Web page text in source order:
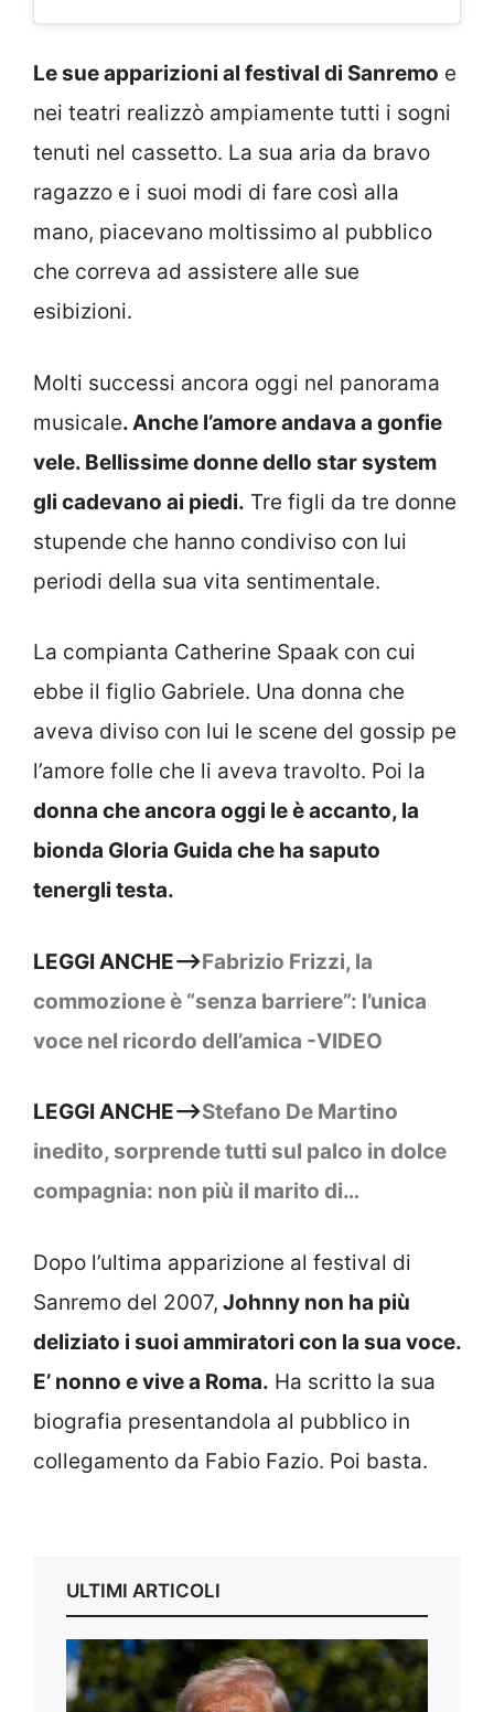
Le sue apparizioni al festival di Sanremo e
nei teatri realizzò ampiamente tutti i sogni
tenuti nel cassetto. La sua aria da bravo
ragazzo e i suoi modi di fare così alla
mano, piacevano moltissimo al pubblico
che correva ad assistere alle sue
esibizioni.
Molti successi ancora oggi nel panorama
musicale. Anche l’amore andava a gonfie
vele. Bellissime donne dello star system
gli cadevano ai piedi. Tre figli da tre donne
stupende che hanno condiviso con lui
periodi della sua vita sentimentale.
La compianta Catherine Spaak con cui
ebbe il figlio Gabriele. Una donna che
aveva diviso con lui le scene del gossip pe
l’amore folle che li aveva travolto. Poi la
donna che ancora oggi le è accanto, la
bionda Gloria Guida che ha saputo
tenergli testa.
LEGGI ANCHE–>Fabrizio Frizzi, la
commozione è “senza barriere”: l’unica
voce nel ricordo dell’amica -VIDEO
LEGGI ANCHE–>Stefano De Martino
inedito, sorprende tutti sul palco in dolce
compagnia: non più il marito di…
Dopo l’ultima apparizione al festival di
Sanremo del 2007, Johnny non ha più
deliziato i suoi ammiratori con la sua voce.
E’ nonno e vive a Roma. Ha scritto la sua
biografia presentandola al pubblico in
collegamento da Fabio Fazio. Poi basta.
ULTIMI ARTICOLI